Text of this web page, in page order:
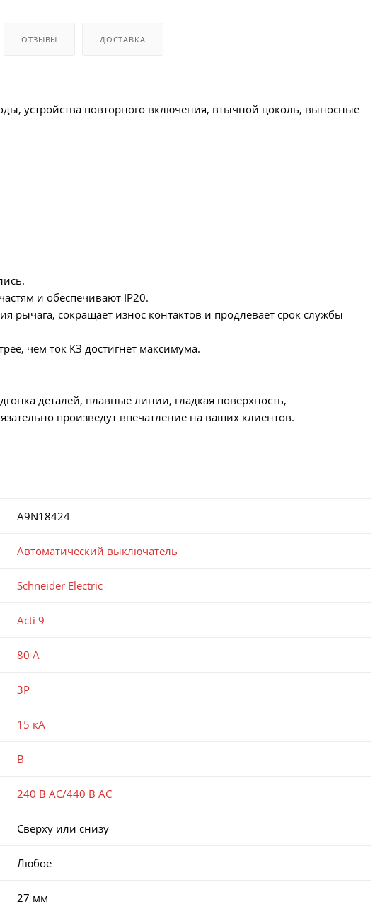
ОТЗЫВЫ ДОСТАВКА
устройства повторного включения, втычной цоколь, выносные
и обеспечивают IP20.
сокращает износ контактов и продлевает срок службы
чем ток КЗ достигнет максимума.
деталей, плавные линии, гладкая поверхность,
произведут впечатление на ваших клиентов.
A9N18424
Автоматический выключатель
Schneider Electric
Acti 9
80 А
3P
15 кА
B
240 В AC/440 В AC
Сверху или снизу
Любое
27 мм